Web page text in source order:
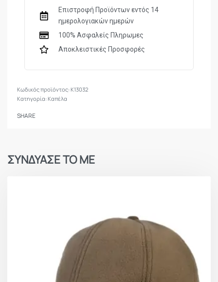
Επιστροφή Προϊόντων εντός 14
ημερολογιακών ημερών
100% Ασφαλείς Πληρωμες
Αποκλειστικές Προσφορές
K13032
Κατηγορία:Καπέλα
SHARE
ΣΥΝΔΥΑΣΕ ΤΟ ΜΕ